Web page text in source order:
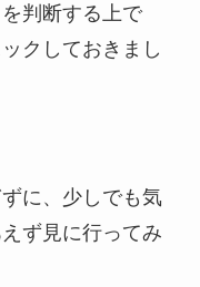
判断する上で
クしておきまし
に、少しでも気
ず見に行ってみ